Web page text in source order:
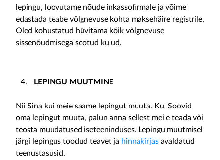
lepingu, loovutame nõude inkassofirmale ja võime
edastada teabe võlgnevuse kohta maksehäire registrile.
Oled kohustatud hüvitama kõik võlgnevuse
sissenõudmisega seotud kulud.
LEPINGU MUUTMINE
Nii Sina kui meie saame lepingut muuta. Kui Soovid
oma lepingut muuta, palun anna sellest meile teada või
teosta muudatused iseteeninduses. Lepingu muutmisel
järgi lepingus toodud teavet ja hinnakirjas avaldatud
teenustasusid.